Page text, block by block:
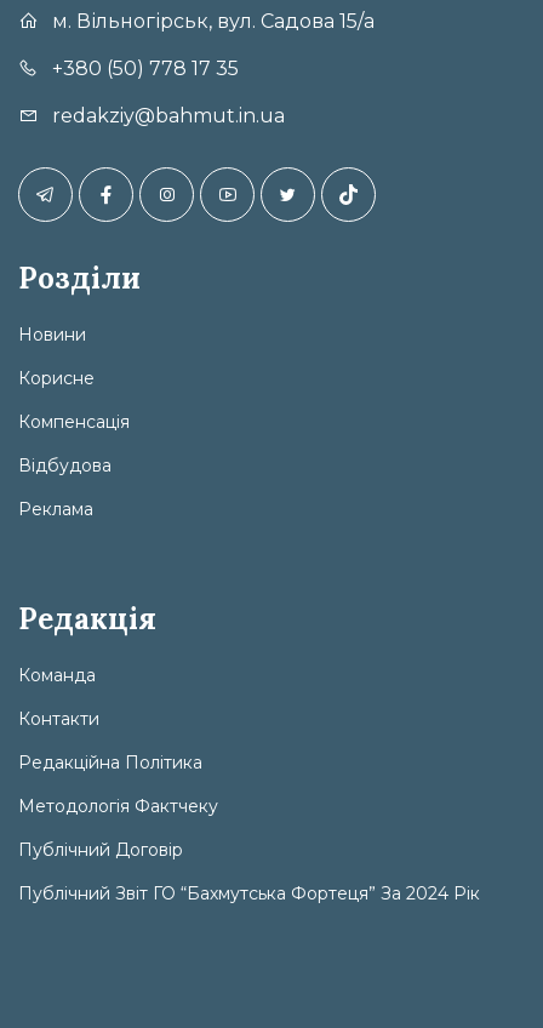
м. Вільногірськ, вул. Садова 15/а
+380 (50) 778 17 35
redakziy@bahmut.in.ua
Розділи
Новини
Корисне
Компенсація
Відбудова
Реклама
Редакція
Команда
Контакти
Редакційна Політика
Методологія Фактчеку
Публічний Договір
Публічний Звіт ГО “Бахмутська Фортеця” За 2024 Рік